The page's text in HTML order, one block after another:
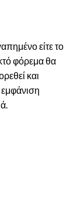
είτε το
φόρεμα θα
και